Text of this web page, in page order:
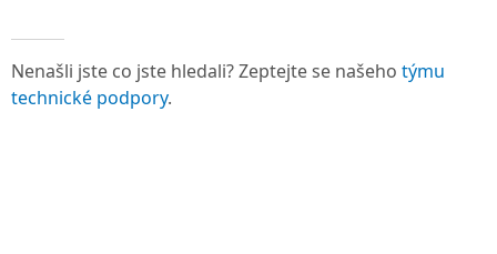
Nenašli jste co jste hledali? Zeptejte se našeho týmu
technické podpory.